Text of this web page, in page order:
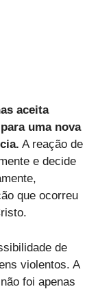
aceita
uma nova
A reação de
e decide
que ocorreu
de
violentos. A
foi apenas